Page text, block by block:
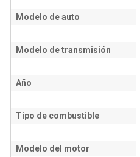
Modelo de auto
Modelo de transmisión
Año
Tipo de combustible
Modelo del motor